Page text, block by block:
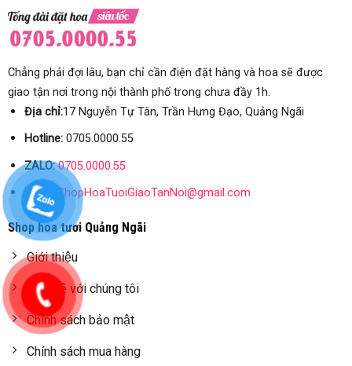
Chẳng phải đợi lâu, bạn chỉ cần điện đặt hàng và hoa sẽ được
giao tận nơi trong nội thành phố trong chưa đầy 1h.
Địa chỉ:17 Nguyễn Tự Tân, Trần Hưng Đạo, Quảng Ngãi
Hotline:0705.0000.55
ZALO: 0705.0000.55
Email: ShopHoaTuoiGiaoTanNoi@gmail.com
Shop hoa tươi Quảng Ngãi
Giới thiệu
Liên hệ với chúng tôi
Chính sách bảo mật
Chính sách mua hàng